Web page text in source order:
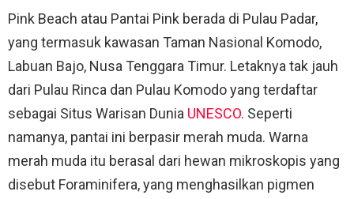
Pink Beach atau Pantai Pink berada di Pulau Padar,
yang termasuk kawasan Taman Nasional Komodo,
Labuan Bajo, Nusa Tenggara Timur. Letaknya tak jauh
dari Pulau Rinca dan Pulau Komodo yang terdaftar
sebagai Situs Warisan Dunia UNESCO. Seperti
namanya, pantai ini berpasir merah muda. Warna
merah muda itu berasal dari hewan mikroskopis yang
disebut Foraminifera, yang menghasilkan pigmen